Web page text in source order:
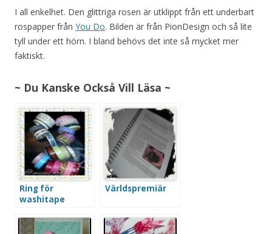
I all enkelhet. Den glittriga rosen är utklippt från ett underbart
rospapper från You Do. Bilden är från PionDesign och så lite
tyll under ett hörn. I bland behövs det inte så mycket mer
faktiskt.
~ Du Kanske Också Vill Läsa ~
Ring för
washitape
Världspremiär